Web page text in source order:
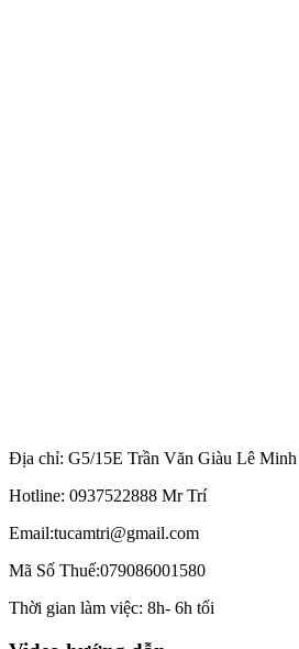
Địa chỉ: G5/15E Trần Văn Giàu Lê
Hotline: 0937522888 Mr Trí
Email:tucamtri@gmail.com
Mã Số Thuế:079086001580
Thời gian làm việc: 8h- 6h tối